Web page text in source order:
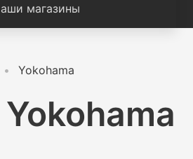
магазины
Yokohama